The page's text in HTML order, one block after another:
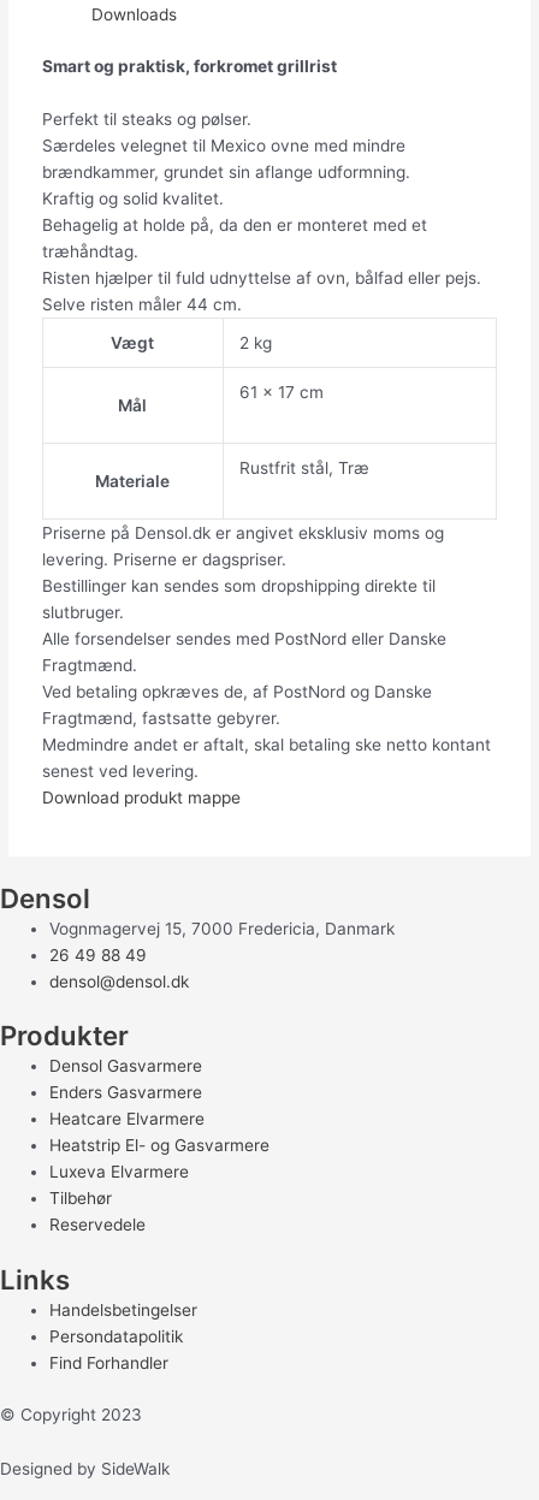
Downloads
Smart og praktisk, forkromet grillrist
Perfekt til steaks og pølser.
Særdeles velegnet til Mexico ovne med mindre
brændkammer, grundet sin aflange udformning.
Kraftig og solid kvalitet.
Behagelig at holde på, da den er monteret med et
træhåndtag.
Risten hjælper til fuld udnyttelse af ovn, bålfad eller pejs.
Selve risten måler 44 cm.
Vægt
2 kg
Mål
61 x 17 cm
Materiale
Rustfrit stål, Træ
Priserne på Densol.dk er angivet eksklusiv moms og
levering. Priserne er dagspriser.
Bestillinger kan sendes som dropshipping direkte til
slutbruger.
Alle forsendelser sendes med PostNord eller Danske
Fragtmænd.
Ved betaling opkræves de, af PostNord og Danske
Fragtmænd, fastsatte gebyrer.
Medmindre andet er aftalt, skal betaling ske netto kontant
senest ved levering.
Download produkt mappe
Densol
Vognmagervej 15, 7000 Fredericia, Danmark
26 49 88 49
densol@densol.dk
Produkter
Densol Gasvarmere
Enders Gasvarmere
Heatcare Elvarmere
Heatstrip El- og Gasvarmere
Luxeva Elvarmere
Tilbehør
Reservedele
Links
Handelsbetingelser
Persondatapolitik
Find Forhandler
© Copyright 2023
Designed by SideWalk